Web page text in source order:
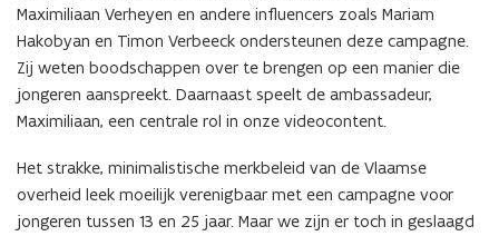
Maximiliaan Verheyen en andere influencers zoals Mariam
Hakobyan en Timon Verbeeck ondersteunen deze campagne.
Zij weten boodschappen over te brengen op een manier die
jongeren aanspreekt. Daarnaast speelt de ambassadeur,
Maximiliaan, een centrale rol in onze videocontent.
Het strakke, minimalistische merkbeleid van de Vlaamse
overheid leek moeilijk verenigbaar met een campagne voor
jongeren tussen 13 en 25 jaar. Maar we zijn er toch in geslaagd